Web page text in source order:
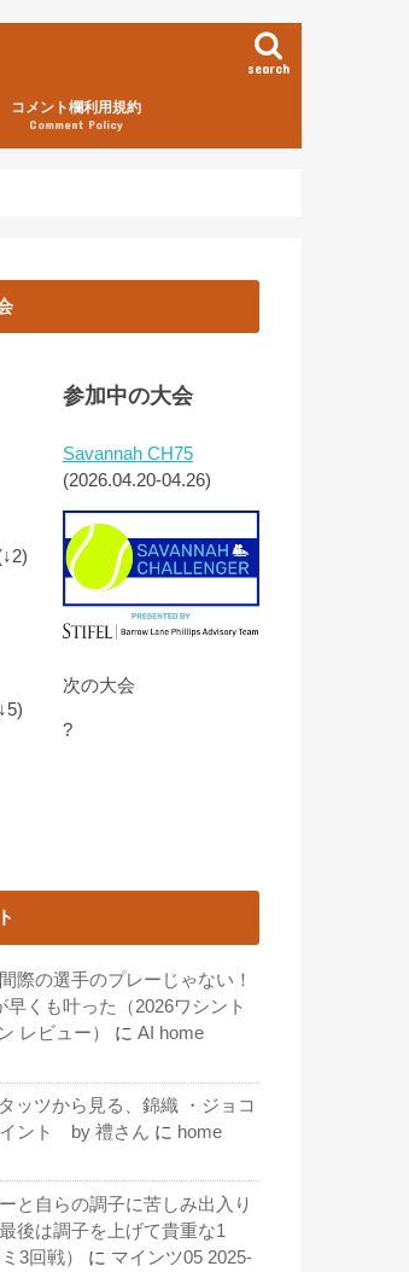
search
コメント欄利用規約
Comment Policy
参加中の大会
Savannah CH75
(2026.04.20-04.26)
次の大会
?
際の選手のプレーじゃない！
くも叶った（2026ワシント
レビュー）
に AI home
ッツから見る、錦織 ・ジョコ
イント by 禮さん に home
と自らの調子に苦しみ出入り
後は調子を上げて貴重な1
3回戦）
に マインツ05 2025-